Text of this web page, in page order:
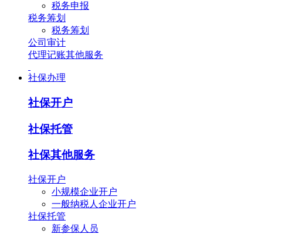
税务申报
税务筹划
税务筹划
公司审计
代理记账其他服务
社保办理
社保开户
社保托管
社保其他服务
社保开户
小规模企业开户
一般纳税人企业开户
社保托管
新参保人员